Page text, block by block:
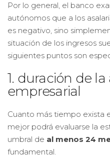
Por lo general, el banco
autónomos que a los
es negativo, sino
situación de los ingresos
siguientes puntos son
1. duración de
empresarial
Cuanto más tiempo exista
mejor podrá evaluarse la
umbral de al menos 24
fundamental.